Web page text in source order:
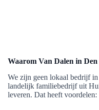
Waarom Van Dalen in Den
We zijn geen lokaal bedrijf
landelijk familiebedrijf uit
leveren. Dat heeft voordelen: